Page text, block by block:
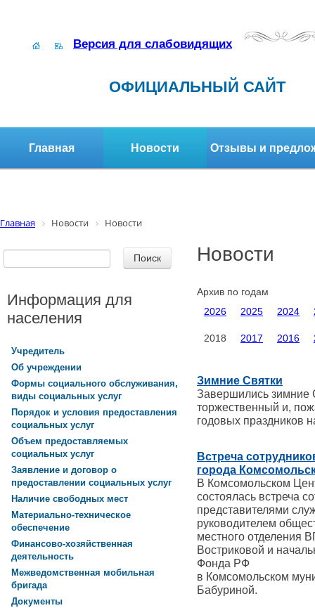
Версия для слабовидящих
ОФИЦИАЛЬНЫЙ САЙТ
Главная Новости Отзывы и
Главная Новости Новости
Новости
Архив по годам
2026
2025 2024
2018 2017 2016
Зимние Святки
Завершились зимние
торжественный и,
годовых праздников
Встреча
города
В Комсомольском
состоялась встреча
представителями
руководителем
местного отделения
Востриковой и
Фонда РФ
в Комсомольском
Бабуриной.
Информация для
населения
Учредитель
Об учреждении
Формы социального обслуживания,
виды социальных услуг
Порядок и условия предоставления
социальных услуг
Объем предоставляемых
социальных услуг
Заявление и договор о
предоставлении социальных услуг
Наличие свободных мест
Материально-техническое
обеспечение
Финансово-хозяйственная
деятельность
Межведомственная мобильная
бригада
Документы